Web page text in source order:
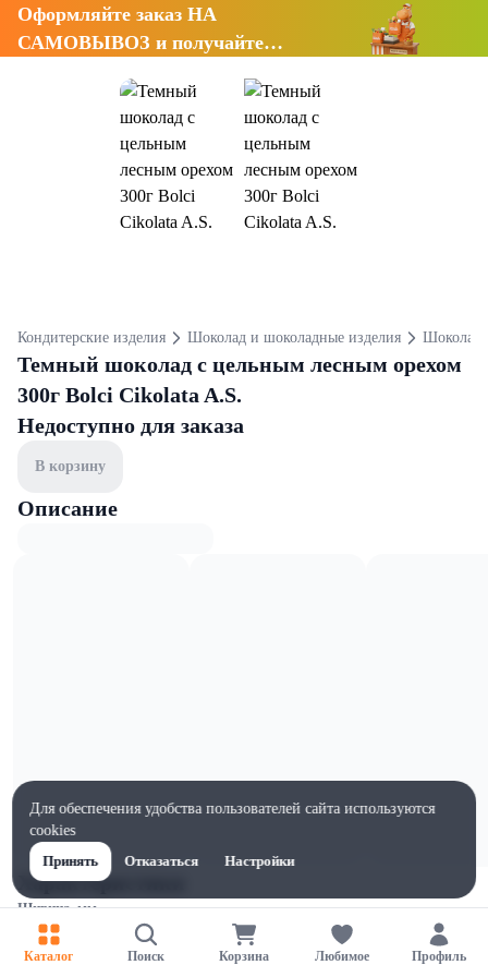
Оформляйте заказ НА
САМОВЫВОЗ и получайте
Кондитерские изделия Шоколад и шоколадные изделия Шоколад
Темный шоколад с цельным лесным орехом
300г Bolci Cikolata A.S.
Недоступно для заказа
В корзину
Описание
Характеристики
Ширина, мм
100
Высота, мм
Каталог Поиск Корзина Любимое Профиль
Для обеспечения удобства пользователей сайта используются
cookies
Принять
Отказаться Настройки